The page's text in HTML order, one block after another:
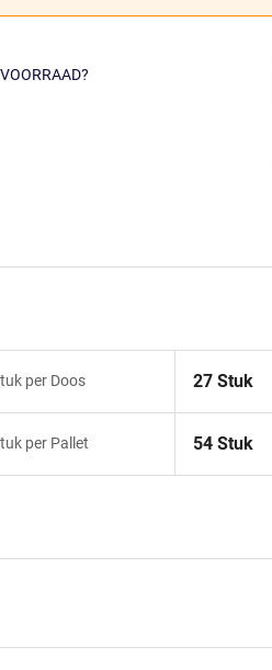
per Doos 27 Stuk
per Pallet 54 Stuk